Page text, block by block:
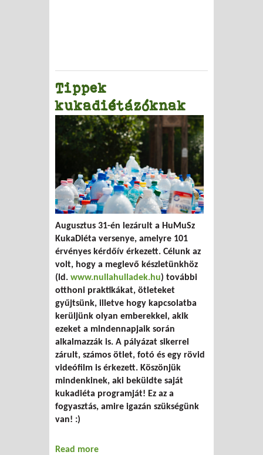
Tippek
kukadiétázóknak
Augusztus 31-én lezárult a HuMuSz
KukaDiéta versenye, amelyre 101
érvényes kérdőív érkezett. Célunk az
volt, hogy a meglevő készletünkhöz
(ld. www.nullahulladek.hu) további
otthoni praktikákat, ötleteket
gyűjtsünk, illetve hogy kapcsolatba
kerüljünk olyan emberekkel, akik
ezeket a mindennapjaik során
alkalmazzák is. A pályázat sikerrel
zárult, számos ötlet, fotó és egy rövid
videófilm is érkezett. Köszönjük
mindenkinek, aki beküldte saját
kukadiéta programját! Ez az a
fogyasztás, amire igazán szükségünk
van! :)
Read more